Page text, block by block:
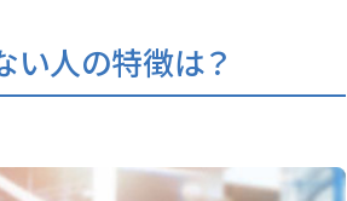
い人の特徴は？